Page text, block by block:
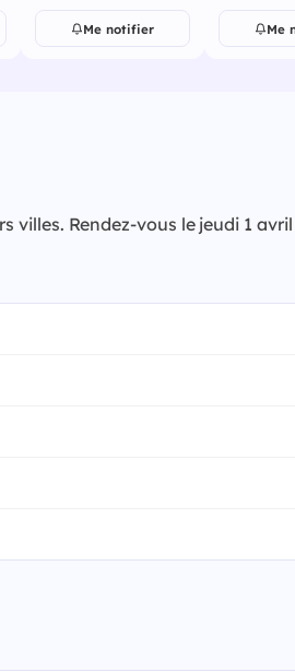
Me notifier Me
Rendez-vous le jeudi 1